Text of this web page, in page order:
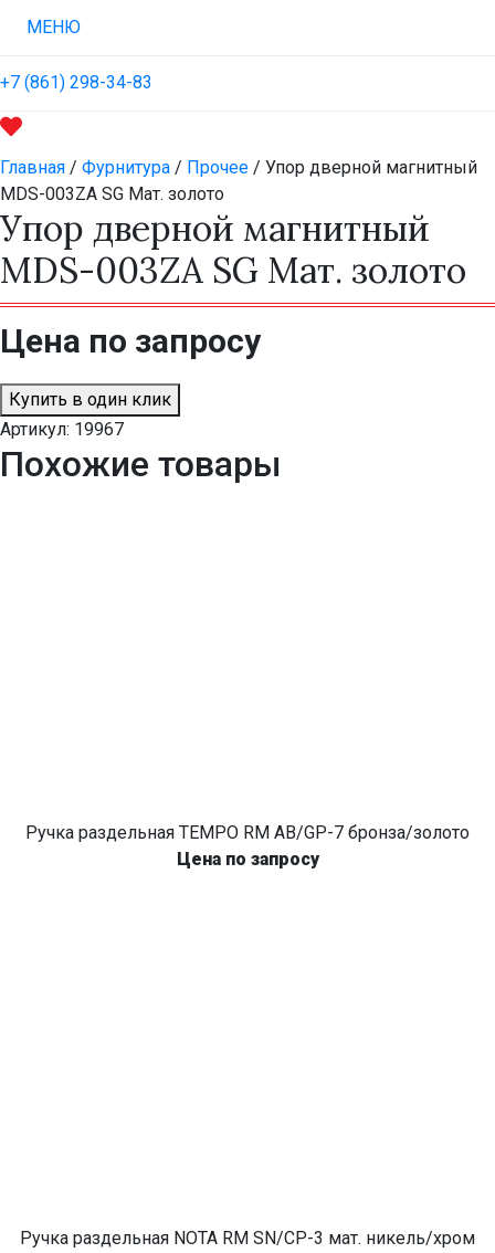
МЕНЮ
+7 (861) 298-34-83
Главная / Фурнитура / Прочее / Упор дверной магнитный
MDS-003ZA SG Мат. золото
Упор дверной магнитный
MDS-003ZA SG Мат. золото
Цена по запросу
Купить в один клик
Артикул: 19967
Похожие товары
Ручка раздельная TEMPO RM AB/GP-7 бронза/золото
Цена по запросу
Ручка раздельная NOTA RM SN/CP-3 мат. никель/хром